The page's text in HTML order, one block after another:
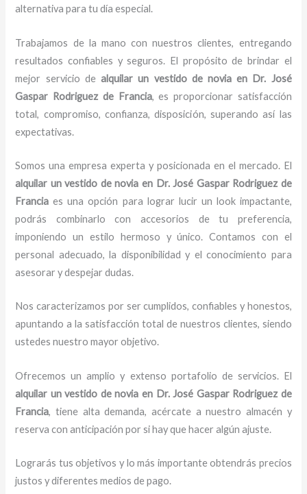
alternativa para tu día especial.
Trabajamos de la mano con nuestros clientes, entregando
resultados confiables y seguros. El propósito de brindar el
mejor servicio dealquilar un vestido de noviaen Dr. José
Gaspar Rodriguez de Francia, es proporcionar satisfacción
total, compromiso, confianza, disposición, superando así las
expectativas.
Somos una empresa experta y posicionada en el mercado. El
alquilar un vestido de novia en Dr. José Gaspar Rodriguez de
Franciaes una opción para lograr lucir un look impactante,
podrás combinarlo con accesorios de tu preferencia,
imponiendo un estilo hermoso y único. Contamos con el
personal adecuado, la disponibilidad y el conocimiento para
asesorar y despejar dudas.
Nos caracterizamos por ser cumplidos, confiables y honestos,
apuntando a la satisfacción total de nuestros clientes, siendo
ustedes nuestro mayor objetivo.
Ofrecemos un amplio y extenso portafolio de servicios. El
alquilar un vestido de novia en Dr. José Gaspar Rodriguez de
Francia, tiene alta demanda, acércate a nuestro almacén y
reserva con anticipación por si hay que hacer algún ajuste.
Lograrás tus objetivos y lo más importante obtendrás precios
justos y diferentes medios de pago.